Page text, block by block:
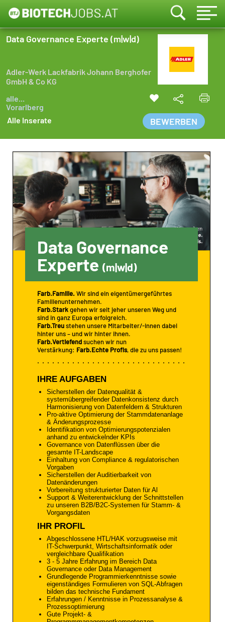
Data Governance Experte (m|w|d)
Adler-Werk Lackfabrik Johann Berghofer
GmbH & Co KG
alle...
Vorarlberg
Alle Inserate
BEWERBEN
Data Governance
Experte (m|w|d)
Farb.Familie. Wir sind ein eigentümergeführtes
Familienunternehmen.
Farb.Starkgehen wir seit jeher unseren Weg und
sind in ganz Europa erfolgreich.
Farb.Treustehen unsere Mitarbeiter/-innen dabei
hinter uns – und wir hinter ihnen.
Farb.Vertiefendsuchen wir nun
Verstärkung: Farb.Echte Profis, die zu uns passen!
IHRE AUFGABEN
Sicherstellen der Datenqualität &
systemübergreifender Datenkonsistenz durch
Harmonisierung von Datenfeldern & Strukturen
Pro-aktive Optimierung der Stammdatenanlage
& Änderungsprozesse
Identifikation von Optimierungspotenzialen
anhand zu entwickelnder KPIs
Governance von Datenflüssen über die
gesamte IT-Landscape
Einhaltung von Compliance & regulatorischen
Vorgaben
Sicherstellen der Auditierbarkeit von
Datenänderungen
Vorbereitung strukturierter Daten für Al
Support & Weiterentwicklung der Schnittstellen
zu unseren B2B/B2C-Systemen für Stamm- &
Vorgangsdaten
IHR PROFIL
Abgeschlossene HTL/HAK vorzugsweise mit
IT-Schwerpunkt, Wirtschaftsinformatik oder
vergleichbare Qualifikation
3 - 5 Jahre Erfahrung im Bereich Data
Governance oder Data Management
Grundlegende Programmierkenntnisse sowie
eigenständiges Formulieren von SQL-Abfragen
bilden das technische Fundament
Erfahrungen / Kenntnisse in Prozessanalyse &
Prozessoptimierung
Gute Projekt- &